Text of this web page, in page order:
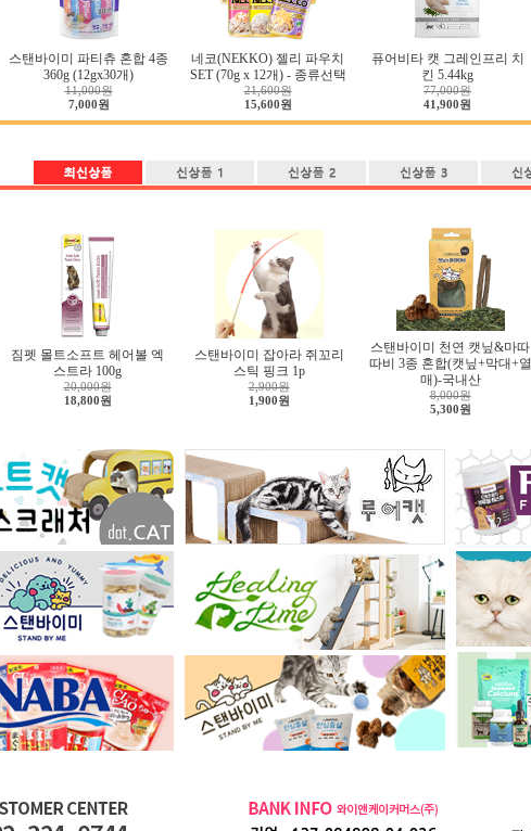
스탠바이미 파티츄 혼합 4종
360g (12gx30개)
11,000원
7,000원
네코(NEKKO) 젤리 파우치
SET (70g x 12개) - 종류선택
21,600원
15,600원
퓨어비타 캣 그레인프리 치
킨 5.44kg
77,000원
41,900원
짐펫 몰트소프트 헤어볼 엑
스트라 100g
20,000원
18,800원
스탠바이미 잡아라 쥐꼬리
스틱 핑크 1p
2,900원
1,900원
스탠바이미 천연 캣닢&마따
따비 3종 혼합(캣닢+막대+열
매)-국내산
8,000원
5,300원